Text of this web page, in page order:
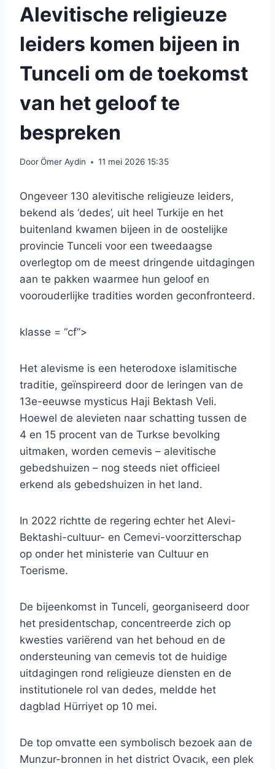
Alevitische religieuze
leiders komen bijeen in
Tunceli om de toekomst
van het geloof te
bespreken
DoorÖmer Aydin 11 mei 2026 15:35
Ongeveer 130 alevitische religieuze leiders,
bekend als ‘dedes’, uit heel Turkije en het
buitenland kwamen bijeen in de oostelijke
provincie Tunceli voor een tweedaagse
overlegtop om de meest dringende uitdagingen
aan te pakken waarmee hun geloof en
voorouderlijke tradities worden geconfronteerd.
klasse = “cf”>
Het alevisme is een heterodoxe islamitische
traditie, geïnspireerd door de leringen van de
13e-eeuwse mysticus Haji Bektash Veli.
Hoewel de alevieten naar schatting tussen de
4 en 15 procent van de Turkse bevolking
uitmaken, worden cemevis – alevitische
gebedshuizen – nog steeds niet officieel
erkend als gebedshuizen in het land.
In 2022 richtte de regering echter het Alevi-
Bektashi-cultuur- en Cemevi-voorzitterschap
op onder het ministerie van Cultuur en
Toerisme.
De bijeenkomst in Tunceli, georganiseerd door
het presidentschap, concentreerde zich op
kwesties variërend van het behoud en de
ondersteuning van cemevis tot de huidige
uitdagingen rond religieuze diensten en de
institutionele rol van dedes, meldde het
dagblad Hürriyet op 10 mei.
De top omvatte een symbolisch bezoek aan de
Munzur-bronnen in het district Ovacık, een plek